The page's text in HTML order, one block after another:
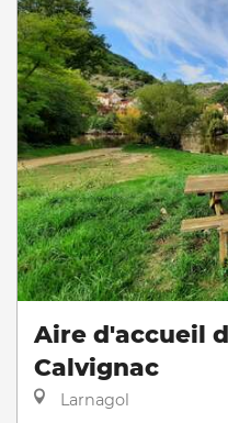
Aire d'accueil
Calvignac
Larnagol